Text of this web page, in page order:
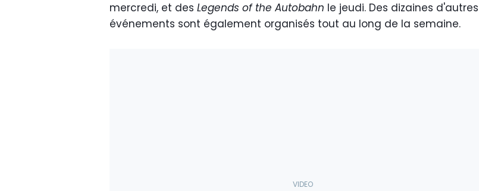
mercredi, et des Legends of the Autobahn le jeudi. Des dizaines d'autres
événements sont également organisés tout au long de la semaine.